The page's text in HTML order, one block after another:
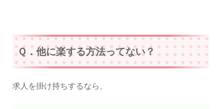
Ｑ．他に楽する方法ってない？
求人を掛け持ちするなら、